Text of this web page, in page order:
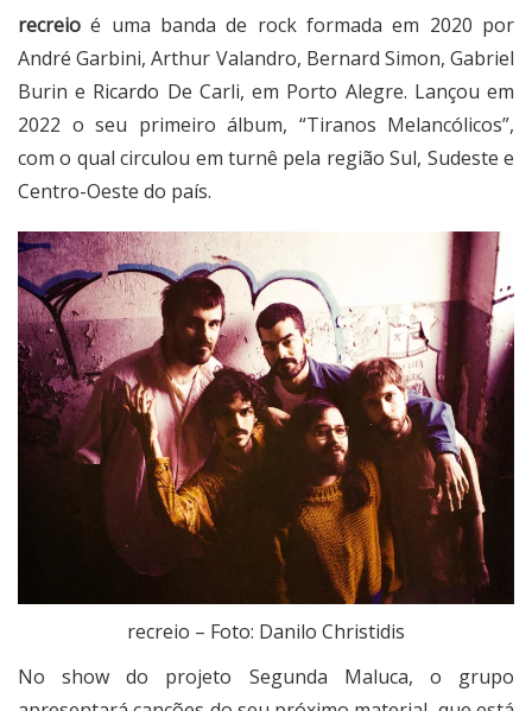
recreio é uma banda de rock formada em 2020 por
André Garbini, Arthur Valandro, Bernard Simon, Gabriel
Burin e Ricardo De Carli, em Porto Alegre. Lançou em
2022 o seu primeiro álbum, “Tiranos Melancólicos”,
com o qual circulou em turnê pela região Sul, Sudeste e
Centro-Oeste do país.
recreio – Foto: Danilo Christidis
No show do projeto Segunda Maluca, o grupo